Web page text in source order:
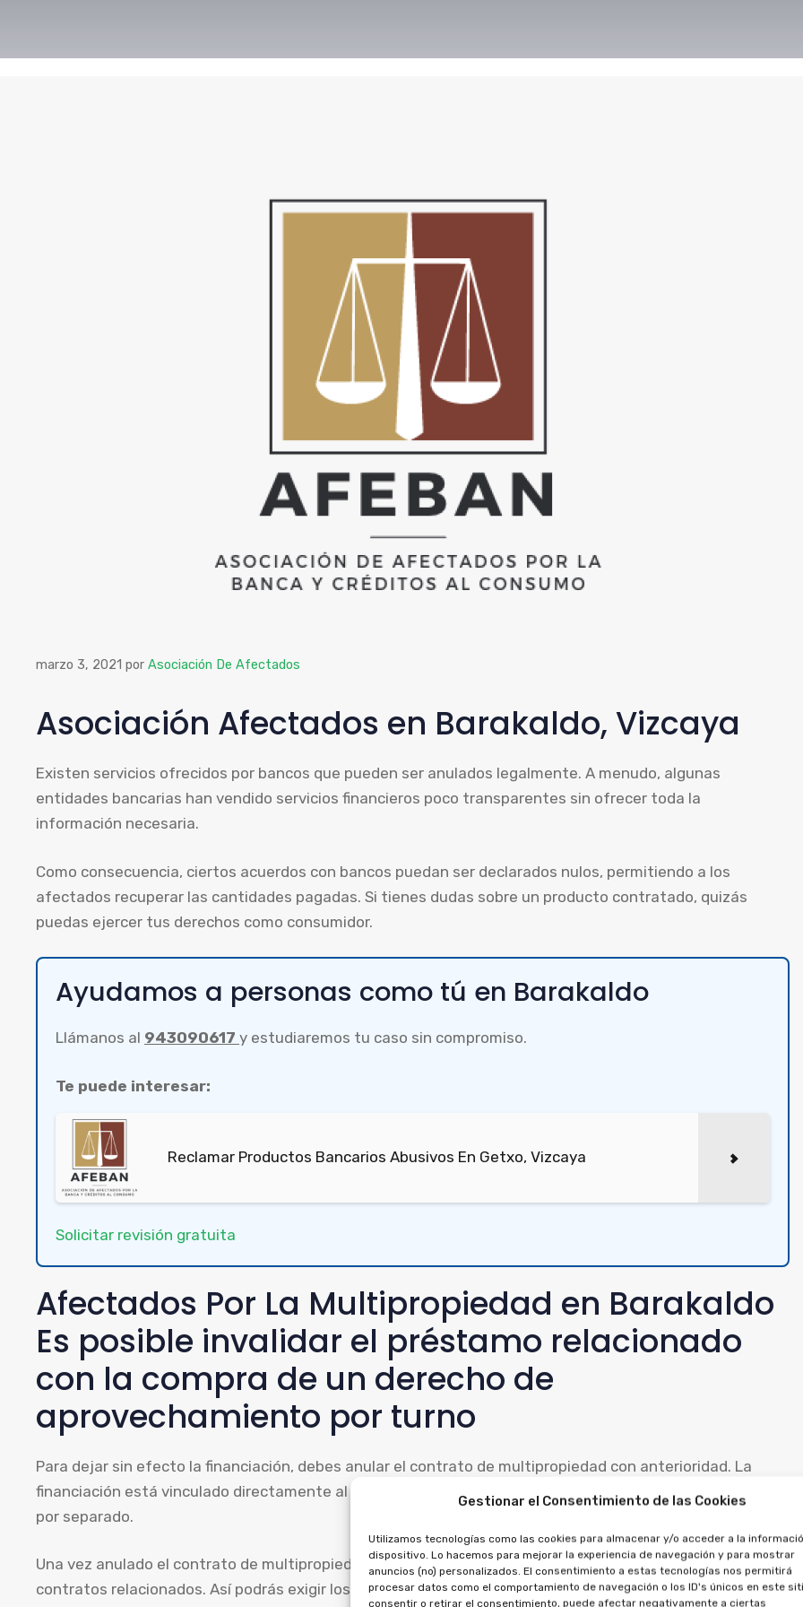
Gestionar el Consentimiento de las Cookies
Utilizamos tecnologías como las cookies para almacenar y/o acceder a la
dispositivo. Lo hacemos para mejorar la experiencia de navegación y para mostrar
anuncios (no) personalizados. El consentimiento a estas tecnologías nos permitirá
procesar datos como el comportamiento de navegación o los ID's únicos en este
consentir o retirar el consentimiento, puede afectar negativamente a ciertas
marzo 3, 2021 por Asociación De Afectados
Asociación Afectados en Barakaldo, Vizcaya
Existen servicios ofrecidos por bancos que pueden ser anulados legalmente. A menudo, algunas
entidades bancarias han vendido servicios financieros poco transparentes sin ofrecer toda la
información necesaria.
Como consecuencia, ciertos acuerdos con bancos puedan ser declarados nulos, permitiendo a los
afectados recuperar las cantidades pagadas. Si tienes dudas sobre un producto contratado, quizás
puedas ejercer tus derechos como consumidor.
Ayudamos a personas como tú en Barakaldo
Llámanos al 943090617 y estudiaremos tu caso sin compromiso.
Te puede interesar:
Reclamar Productos Bancarios Abusivos En Getxo, Vizcaya
Solicitar revisión gratuita
Afectados Por La Multipropiedad en Barakaldo
Es posible invalidar el préstamo relacionado
con la compra de un derecho de
aprovechamiento por turno
Para dejar sin efecto la financiación, debes anular el contrato de multipropiedad con anterioridad. La
financiación está vinculado directamente al contrato de multipropiedad, de modo que no puede anularse
por separado.
Una vez anulado el contrato de multipropiedad, se puede solicitar la anulación del crédito, al tratarse de
contratos relacionados. Así podrás exigir los importes entregados, por la financiación y la propiedad.